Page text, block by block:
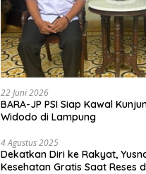
22 Juni 2026
BARA-JP PSI Siap Kawal
Widodo di Lampung
4 Agustus 2025
Dekatkan Diri ke Rakyat,
Kesehatan Gratis Saat Reses